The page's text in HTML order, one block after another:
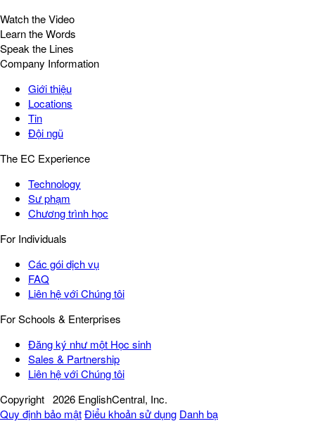
Watch the Video
Learn the Words
Speak the Lines
Company Information
Giới thiệu
Locations
Tin
Đội ngũ
The EC Experience
Technology
Sư phạm
Chương trình học
For Individuals
Các gói dịch vụ
FAQ
Liên hệ với Chúng tôi
For Schools & Enterprises
Đăng ký như một Học sinh
Sales & Partnership
Liên hệ với Chúng tôi
Copyright 2026 EnglishCentral, Inc.
Quy định bảo mậtĐiểu khoản sử dụng Danh bạ